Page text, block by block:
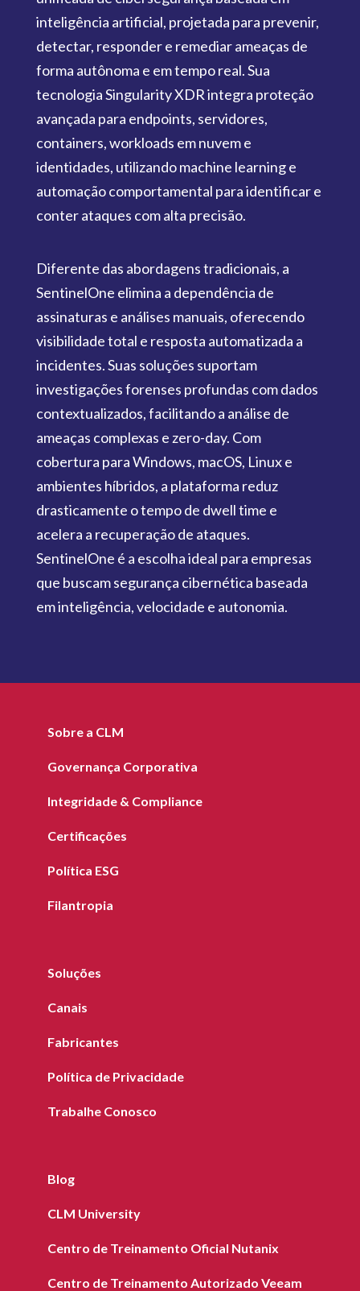
inteligência artificial, projetada para prevenir,
detectar, responder e remediar ameaças de
forma autônoma e em tempo real. Sua
tecnologia Singularity XDR integra proteção
avançada para endpoints, servidores,
containers, workloads em nuvem e
identidades, utilizando machine learning e
automação comportamental para identificar e
conter ataques com alta precisão.
Diferente das abordagens tradicionais, a
SentinelOne elimina a dependência de
assinaturas e análises manuais, oferecendo
visibilidade total e resposta automatizada a
incidentes. Suas soluções suportam
investigações forenses profundas com dados
contextualizados, facilitando a análise de
ameaças complexas e zero-day. Com
cobertura para Windows, macOS, Linux e
ambientes híbridos, a plataforma reduz
drasticamente o tempo de dwell time e
acelera a recuperação de ataques.
SentinelOne é a escolha ideal para empresas
que buscam segurança cibernética baseada
em inteligência, velocidade e autonomia.
Sobre a CLM
Governança Corporativa
Integridade & Compliance
Certificações
Política ESG
Filantropia
Soluções
Canais
Fabricantes
Política de Privacidade
Trabalhe Conosco
Blog
CLM University
Centro de Treinamento Oficial Nutanix
Centro de Treinamento Autorizado Veeam